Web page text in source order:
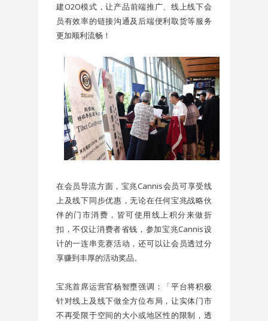
建O2O模式，让产品前端推广、线上线下会
员有效率的链接沟通及后端便利取货等服务
更加顺利流畅！
在会员导流方面，宝兆Cannis会员可享受线
上及线下同步优惠，无论在任何宝兆战略伙
伴的门市消费，皆可使用线上积分来做折
扣，不仅让消费者省钱，参加宝兆Cannis设
计的一连串竞赛活动，还可以让会员透过分
享赚到丰厚的活动奖品。
宝兆首席运营官杨智壅强调：「平台将积极
针对线上及线下做全方位布局，让实体门市
不再受限于空间的大小或地区性的限制，透